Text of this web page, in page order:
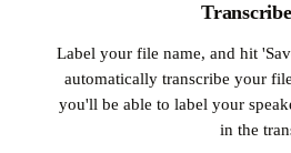
Label your file name, and hit
automatically transcribe your
you'll be able to label your
in the